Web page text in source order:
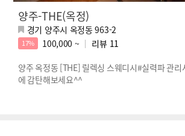
양주-THE(옥정)
경기 양주시 옥정동 963-2
17% 100,000 ~ 리뷰 11
양주 옥정동 [THE] 릴렉싱 스웨디시#실력파 관리
에 감탄해보세요^^